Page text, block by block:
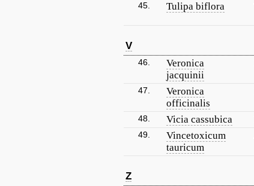
45. Tulipa biflora
V
46.
Veronica
jacquinii
47.
Veronica
officinalis
48. Vicia cassubica
49.
Vincetoxicum
tauricum
Z